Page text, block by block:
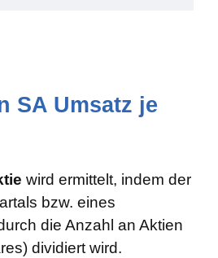
SA Umsatz je
wird ermittelt, indem der
bzw. eines
die Anzahl an Aktien
dividiert wird.